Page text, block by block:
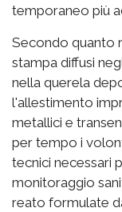
temporaneo più
Secondo quanto
stampa diffusi
nella querela
l'allestimento
metallici e
per tempo i
tecnici necessari
monitoraggio
reato formulate